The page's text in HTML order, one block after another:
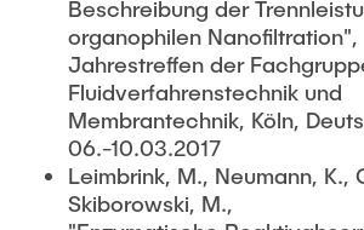
Beschreibung der
organophilen Nanofiltration",
Jahrestreffen der
Fluidverfahrenstechnik und
Membrantechnik, Köln,
06.-10.03.2017
Leimbrink, M., Neumann, K.,
Skiborowski, M.,